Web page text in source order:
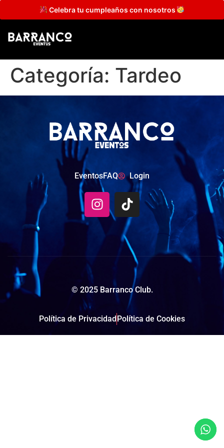
Celebra tu cumpleaños con nosotros
Categoría: Tardeo
EventosFAQ Login
© 2025 Barranco Club.
Política de Privacidad Política de Cookies